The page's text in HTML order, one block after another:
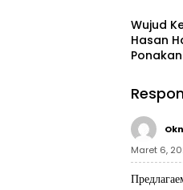
Wujud
Hasan
Maret 6,